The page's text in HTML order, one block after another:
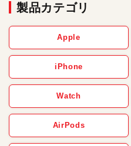
製品カテゴリ
Apple
iPhone
Watch
AirPods